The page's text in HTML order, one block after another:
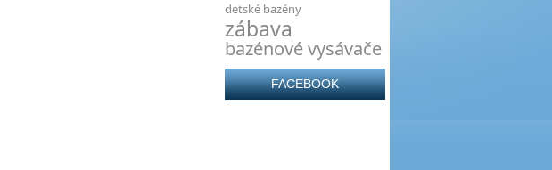
detské bazény
zábava
bazénové vysávače
FACEBOOK